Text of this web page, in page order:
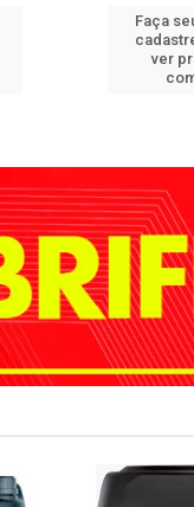
Faça
ver